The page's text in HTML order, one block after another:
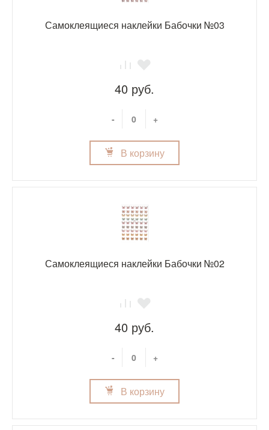
Самоклеящиеся наклейки Бабочки №03
40 руб.
- +
В корзину
Самоклеящиеся наклейки Бабочки №02
40 руб.
- +
В корзину